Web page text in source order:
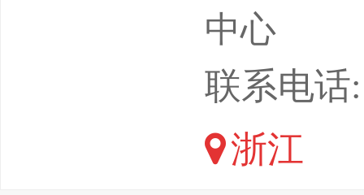
渠道融
品类，
频号生
中心
联系电话:
浙江